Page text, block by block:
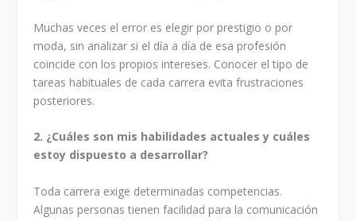
Muchas veces el error es elegir por prestigio o por
moda, sin analizar si el día a día de esa profesión
coincide con los propios intereses. Conocer el tipo de
tareas habituales de cada carrera evita frustraciones
posteriores.
2. ¿Cuáles son mis habilidades actuales y cuáles
estoy dispuesto a desarrollar?
Toda carrera exige determinadas competencias.
Algunas personas tienen facilidad para la comunicación